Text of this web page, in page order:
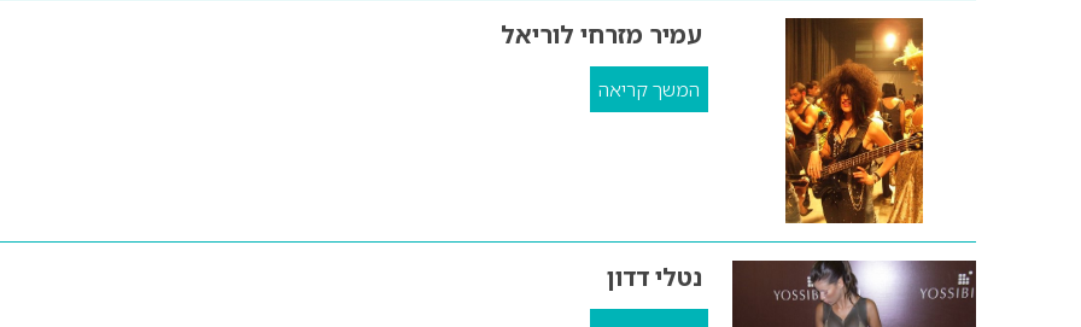
עמיר מזרחי לוריאל
המשך קריאה
נטלי דדון